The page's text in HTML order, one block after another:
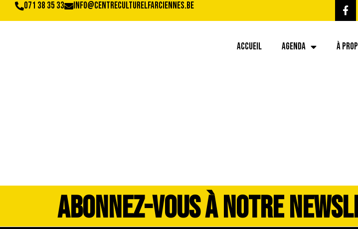
071 38 35 33 info@centreculturelfarciennes.be
ACCUEIL AGENDA À
ABONNEZ-VOUS À NOTRE